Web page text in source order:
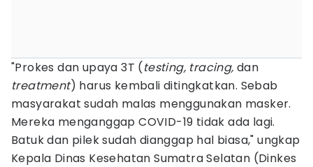
"Prokes dan upaya 3T (testing, tracing,dan
treatment) harus kembali ditingkatkan. Sebab
masyarakat sudah malas menggunakan masker.
Mereka menganggap COVID-19 tidak ada lagi.
Batuk dan pilek sudah dianggap hal biasa," ungkap
Kepala Dinas Kesehatan Sumatra Selatan (Dinkes